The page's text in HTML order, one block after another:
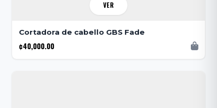
VER
Cortadora de cabello GBS Fade
¢40,000.00